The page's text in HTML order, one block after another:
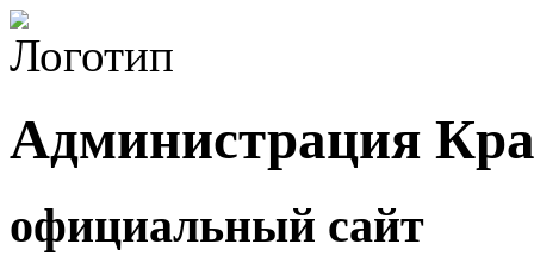
Администрация
официальный сайт